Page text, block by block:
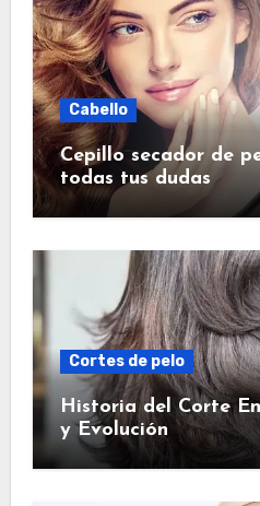
Cabello
Cepillo secador de
todas tus dudas
Cortes de pelo
Historia del Corte
y Evolución